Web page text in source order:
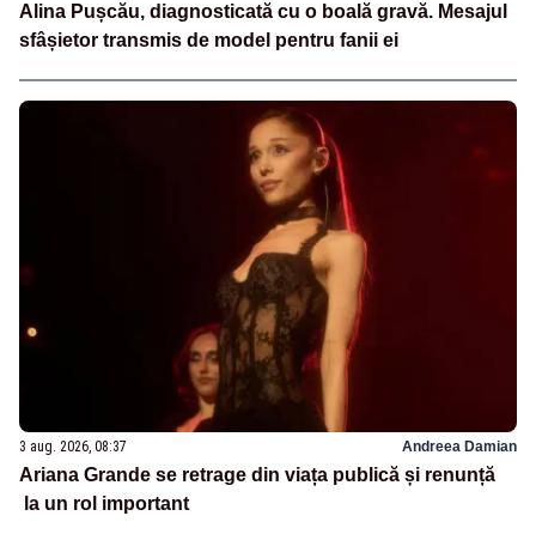
Alina Pușcău, diagnosticată cu o boală gravă. Mesajul
sfâșietor transmis de model pentru fanii ei
3 aug. 2026, 08:37 Andreea Damian
Ariana Grande se retrage din viața publică și renunță
la un rol important